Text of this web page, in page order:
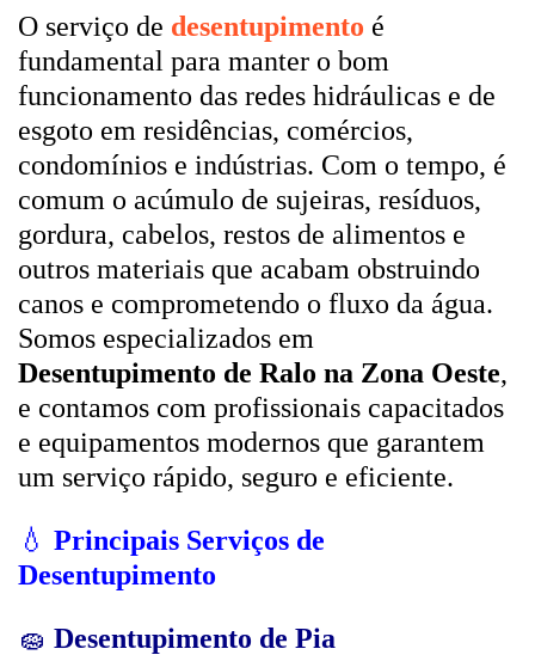
O serviço de desentupimento é
fundamental para manter o bom
funcionamento das redes hidráulicas e de
esgoto em residências, comércios,
condomínios e indústrias. Com o tempo, é
comum o acúmulo de sujeiras, resíduos,
gordura, cabelos, restos de alimentos e
outros materiais que acabam obstruindo
canos e comprometendo o fluxo da água.
Somos especializados em
Desentupimento de Ralo na Zona Oeste,
e contamos com profissionais capacitados
e equipamentos modernos que garantem
um serviço rápido, seguro e eficiente.
💧 Principais Serviços de
Desentupimento
🧽 Desentupimento de Pia